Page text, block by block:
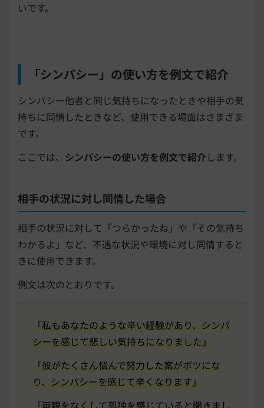
いです。
「シンパシー」の使い方を例文で紹介
シンパシー他者と同じ気持ちになったときや相手の気
持ちに同情したときなど、使用できる場面はさまざま
です。
ここでは、 シンパシーの使い方を例文で紹介します。
相手の状況に対し同情した場合
相手の状況に対して「つらかったね」や「その気持ち
わかるよ」など、不遇な状況や環境に対し同情すると
きに使用できます。
例文は次のとおりです。
「私もあなたのような辛い経験があり、シンパ
シーを感じて悲しい気持ちになりました」
「彼がたくさん悩んで努力した案がボツにな
り、シンパシーを感じて辛くなります」